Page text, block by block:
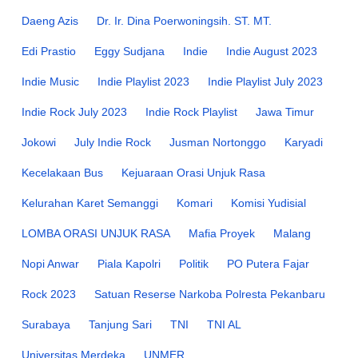
Daeng Azis Dr. Ir. Dina Poerwoningsih. ST. MT.
Edi Prastio Eggy Sudjana Indie Indie August 2023
Indie Music Indie Playlist 2023 Indie Playlist July 2023
Indie Rock July 2023 Indie Rock Playlist Jawa Timur
Jokowi July Indie Rock Jusman Nortonggo Karyadi
Kecelakaan Bus Kejuaraan Orasi Unjuk Rasa
Kelurahan Karet Semanggi Komari Komisi Yudisial
LOMBA ORASI UNJUK RASA Mafia Proyek Malang
Nopi Anwar Piala Kapolri Politik PO Putera Fajar
Rock 2023 Satuan Reserse Narkoba Polresta Pekanbaru
Surabaya Tanjung Sari TNI TNI AL
Universitas Merdeka UNMER